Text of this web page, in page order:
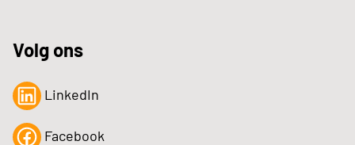
Volg ons
LinkedIn
Facebook